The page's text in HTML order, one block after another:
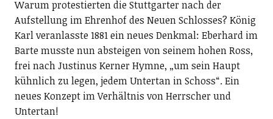
Warum protestierten die Stuttgarter nach der
Aufstellung im Ehrenhof des Neuen Schlosses? König
Karl veranlasste 1881 ein neues Denkmal: Eberhard im
Barte musste nun absteigen von seinem hohen Ross,
frei nach Justinus Kerner Hymne, „um sein Haupt
kühnlich zu legen, jedem Untertan in Schoss“. Ein
neues Konzept im Verhältnis von Herrscher und
Untertan!